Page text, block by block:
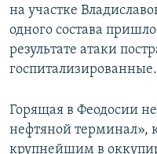
на участке
одного состава
результате атаки
госпитализированные.
Горящая в Феодосии
нефтяной терминал»,
крупнейшим в